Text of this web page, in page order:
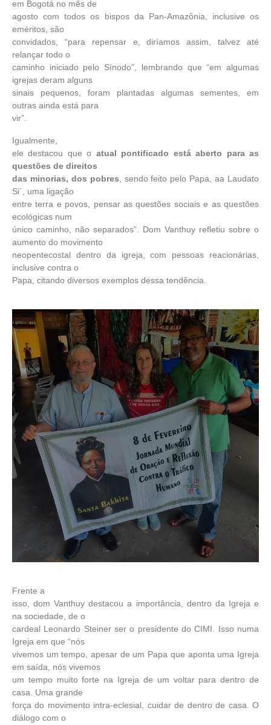
em Bogotá no mês de
agosto com todos os bispos da Pan-Amazônia, inclusive os
eméritos, são
convidados, “para repensar e, diríamos assim, talvez até
relançar todo o
caminho iniciado pelo Sínodo”, lembrando que “em algumas
igrejas deram alguns
sinais pequenos, foram plantadas algumas sementes, em
outras ainda está para
vir”.
Igualmente,
ele destacou que o atual pontificado está aberto para as
questões de direitos
das minorias, dos pobres, sendo feito pelo Papa, aa Laudato
Si´, uma ligação
entre terra e povos, pensar as questões sociais e as questões
ecológicas num
único caminho, não separados”. Dom Vanthuy refletiu sobre o
aumento do movimento
neopentecostal dentro da igreja, com pessoas reacionárias,
inclusive contra o
Papa, citando diversos exemplos dessa tendência.
Frente a
isso, dom Vanthuy destacou a importância, dentro da Igreja e
na sociedade, de o
cardeal Leonardo Steiner ser o presidente do CIMI. Isso numa
Igreja em que “nós
vivemos um tempo, apesar de um Papa que aponta uma Igreja
em saída, nós vivemos
um tempo muito forte na Igreja de um voltar para dentro de
casa. Uma grande
força do movimento intra-eclesial, cuidar de dentro de casa. O
diálogo com o